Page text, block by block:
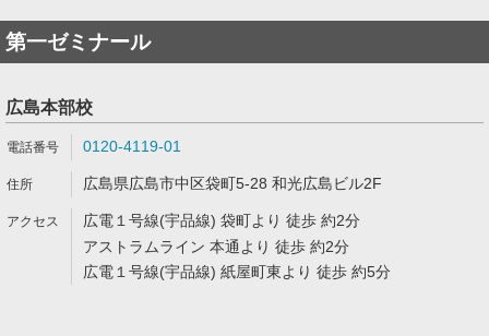
第一ゼミナール
広島本部校
0120-4119-01
広島県広島市中区袋町5-28 和光広島ビル2F
広電１号線(宇品線) 袋町より 徒歩 約2分
アストラムライン 本通より 徒歩 約2分
広電１号線(宇品線) 紙屋町東より 徒歩 約5分